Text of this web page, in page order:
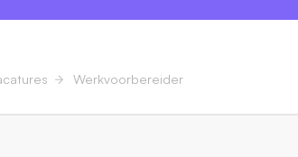
Werkvoorbereider